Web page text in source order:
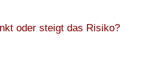
oder steigt das Risiko?